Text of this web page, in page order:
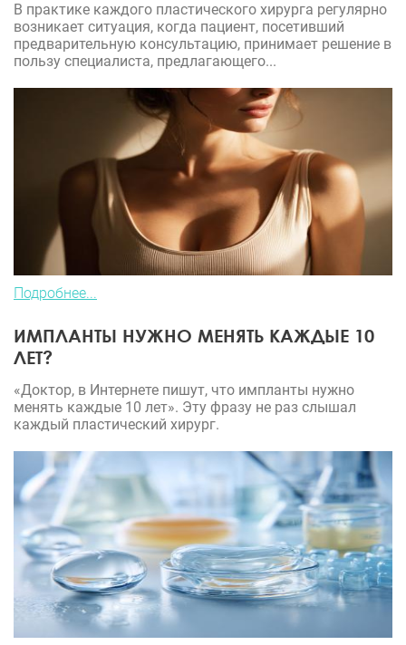
В практике каждого пластического хирурга регулярно
возникает ситуация, когда пациент, посетивший
предварительную консультацию, принимает решение в
пользу специалиста, предлагающего...
Подробнее...
ИМПЛАНТЫ НУЖНО МЕНЯТЬ КАЖДЫЕ 10
ЛЕТ?
«Доктор, в Интернете пишут, что импланты нужно
менять каждые 10 лет». Эту фразу не раз слышал
каждый пластический хирург.